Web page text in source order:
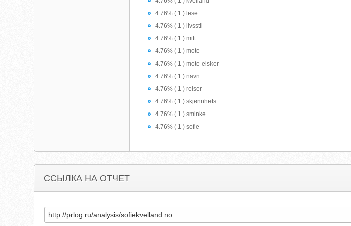
4.76% ( 1 ) lese
4.76% ( 1 ) livsstil
4.76% ( 1 ) mitt
4.76% ( 1 ) mote
4.76% ( 1 ) mote-elsker
4.76% ( 1 ) navn
4.76% ( 1 ) reiser
4.76% ( 1 ) skjønnhets
4.76% ( 1 ) sminke
4.76% ( 1 ) sofie
ССЫЛКА НА ОТЧЕТ